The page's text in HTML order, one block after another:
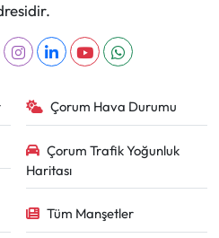
Çorum Hava Durumu
Çorum Trafik Yoğunluk
Haritası
Tüm Manşetler